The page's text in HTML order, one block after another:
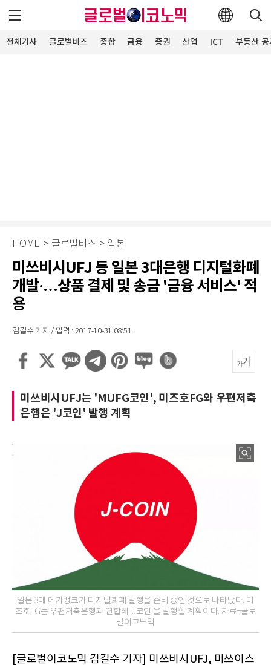
전체기사 글로벌비즈 종합 금융 증권 산업 ICT 부동산·
HOME > 글로벌비즈 > 일본
미쓰비시UFJ 등 일본 3대은행 디지털화폐
개발·…상품 결제 및 송금 '금융 서비스' 적
용
김길수 기자 / 입력 : 2017-10-31 08:51
미쓰비시UFJ는 'MUFG코인', 미즈호FG와 우편저축
은행은 'J코인' 발행 계획
일본 3대 메가뱅크가 디지털화폐 발행을 준비 중인 것으로 나타났다. 미
즈호FG는 우편저축은행과 연합해 'J코인'을 발행할 계획이다. 자료=글로
벌이코노믹
[글로벌이코노믹 김길수 기자] 미쓰비시UFJ, 미쓰이스